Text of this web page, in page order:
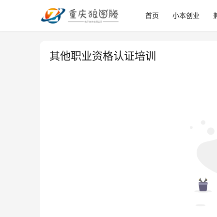
首页 小本创业
其他职业资格认证培训